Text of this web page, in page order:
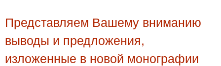
Представляем Вашему вниманию
выводы и предложения,
изложенные в новой монографии